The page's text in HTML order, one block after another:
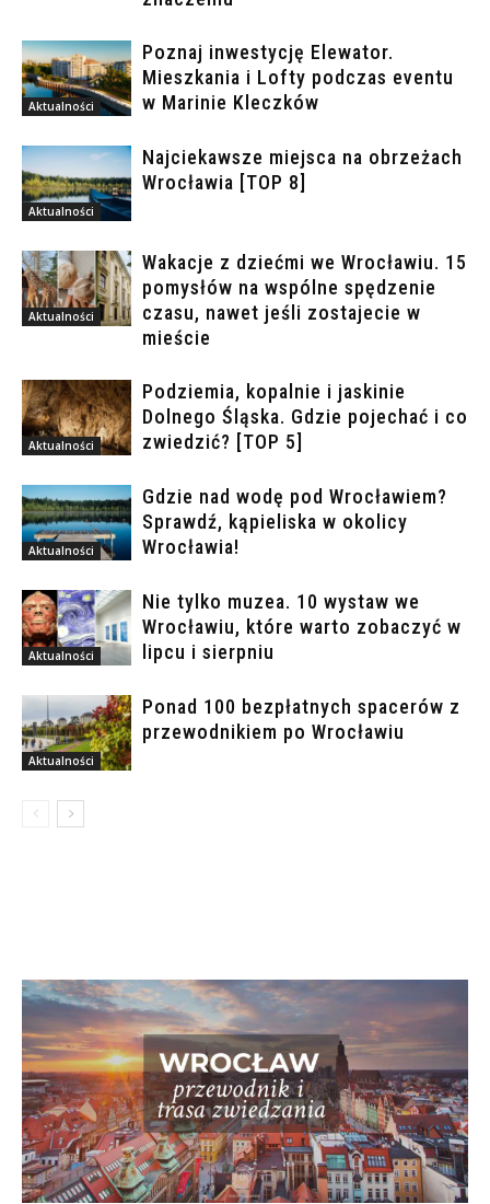
Aktualności
Poznaj inwestycję Elewator.
Mieszkania i Lofty podczas eventu
w Marinie Kleczków
Aktualności
Najciekawsze miejsca na obrzeżach
Wrocławia [TOP 8]
Aktualności
Wakacje z dziećmi we Wrocławiu. 15
pomysłów na wspólne spędzenie
czasu, nawet jeśli zostajecie w
mieście
Aktualności
Podziemia, kopalnie i jaskinie
Dolnego Śląska. Gdzie pojechać i co
zwiedzić? [TOP 5]
Aktualności
Gdzie nad wodę pod Wrocławiem?
Sprawdź, kąpieliska w okolicy
Wrocławia!
Aktualności
Nie tylko muzea. 10 wystaw we
Wrocławiu, które warto zobaczyć w
lipcu i sierpniu
Aktualności
Ponad 100 bezpłatnych spacerów z
przewodnikiem po Wrocławiu